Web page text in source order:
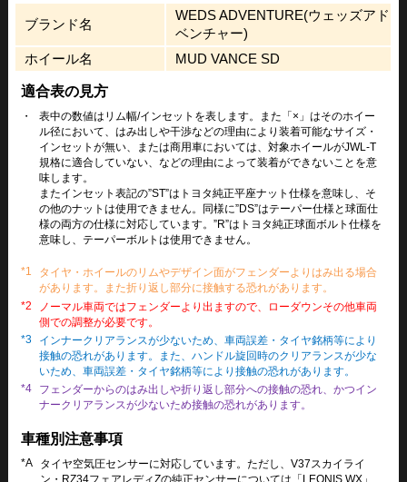
ブランド名
WEDS ADVENTURE(ウェッズアド
ベンチャー)
ホイール名
MUD VANCE SD
適合表の見方
・
表中の数値はリム幅/インセットを表します。また「×」はそのホイー
ル径において、はみ出しや干渉などの理由により装着可能なサイズ・
インセットが無い、または商用車においては、対象ホイールがJWL-T
規格に適合していない、などの理由によって装着ができないことを意
味します。
またインセット表記の”ST”はトヨタ純正平座ナット仕様を意味し、そ
の他のナットは使用できません。同様に”DS”はテーパー仕様と球面仕
様の両方の仕様に対応しています。”R”はトヨタ純正球面ボルト仕様を
意味し、テーパーボルトは使用できません。
*1
タイヤ・ホイールのリムやデザイン面がフェンダーよりはみ出る場合
があります。また折り返し部分に接触する恐れがあります。
*2
ノーマル車両ではフェンダーより出ますので、ローダウンその他車両
側での調整が必要です。
*3
インナークリアランスが少ないため、車両誤差・タイヤ銘柄等により
接触の恐れがあります。また、ハンドル旋回時のクリアランスが少な
いため、車両誤差・タイヤ銘柄等により接触の恐れがあります。
*4
フェンダーからのはみ出しや折り返し部分への接触の恐れ、かつイン
ナークリアランスが少ないため接触の恐れがあります。
車種別注意事項
*A
タイヤ空気圧センサーに対応しています。ただし、V37スカイライ
ン・RZ34フェアレディZの純正センサーについては「LEONIS WX」